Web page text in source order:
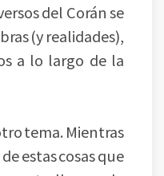
del Corán se
(y realidades),
a lo largo de la
tema. Mientras
estas cosas que